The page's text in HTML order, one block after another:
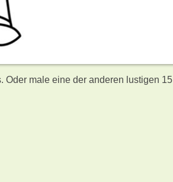
Oder male eine der anderen lustigen 15